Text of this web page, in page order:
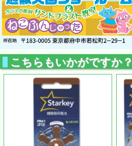
こちらもいかがですか？